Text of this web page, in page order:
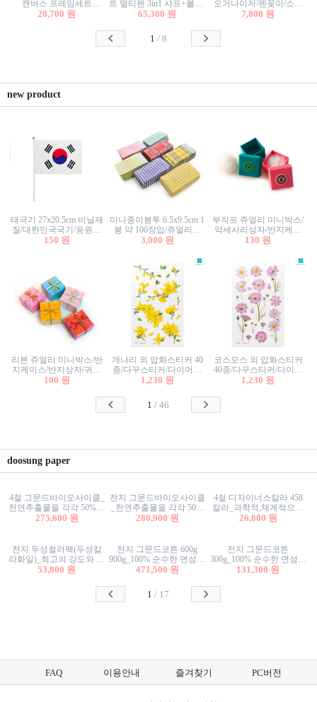
캔버스 프레임세트
50x50cm/액자캔버스/인테
28,700 원
트 멀티펜 3in1 샤프+볼펜/
무광택 알루미늄 육각배
65,300 원
오거나이저/펜꽂이/소품
꽂이/소품함/정리함/수납
7,800 원
1 / 8
new product
태극기 27x20.5cm 비닐재
질/대한민국국기/응원깃
발/행사깃발
150 원
미니종이봉투 6.5x9.5cm 1
봉 약 100장입/쥬얼리봉
투/증명사진봉투/악세사
3,000 원
부직포 쥬얼리 미니박스/
악세사리상자/반지케이
스/반지상자/귀걸이상자/
130 원
리본 쥬얼리 미니박스/반
지케이스/반지상자/귀걸
이상자/귀걸이박스/악세
100 원
개나리 외 압화스티커 40
종/다꾸스티커/다이어리
꾸미기/꽃스티커/자연물
1,230 원
코스모스 외 압화스티커
40종/다꾸스티커/다이어
리꾸미기/꽃스티커/자연
1,230 원
1 /46
doosung paper
4절 그문드바이오사이클_
천연추출물을 각각 50%이
상 함유한 친환경그래픽
275,600 원
전지 그문드바이오사이클
_천연추출물을 각각 50%
이상 함유한 친환경그래
280,900 원
4절 디자이너스칼라 458
칼라_과학적,체계적으로
분류된 200색을 갖춘 색지
26,800 원
전지 두성컬러팩(두성칼
라화일)_최고의 강도와 평
활성을 지닌 다양한 컬러
53,800 원
전지 그문드코튼 600g
900g_100% 순수한 면섬유
로 만든 친환경프리미엄
471,500 원
전지 그문드코튼
300g_100% 순수한 면섬유
로 만든 친환경프리미엄
131,300 원
1 / 17
FAQ 이용안내 즐겨찾기 PC버전